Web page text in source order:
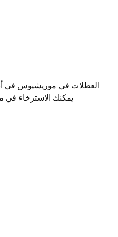
العطلات في موريشيوس في
يمكنك الاسترخاء